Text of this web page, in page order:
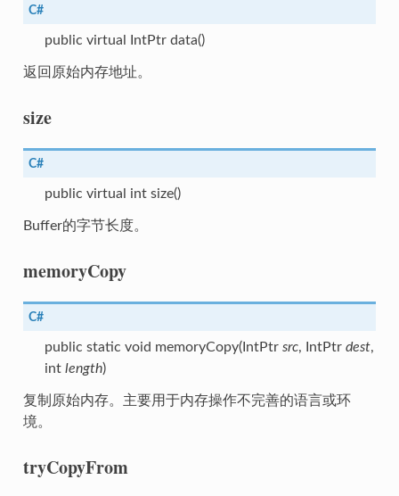
C#
public virtual IntPtr data()
返回原始内存地址。
size
C#
public virtual int size()
Buffer的字节长度。
memoryCopy
C#
public static void memoryCopy(IntPtr src, IntPtr dest,
int length)
复制原始内存。主要用于内存操作不完善的语言或环
境。
tryCopyFrom